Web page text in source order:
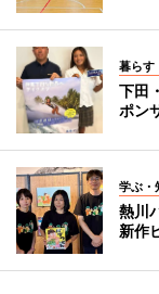
暮らす
下田
ポン
学ぶ・
熱川
新作